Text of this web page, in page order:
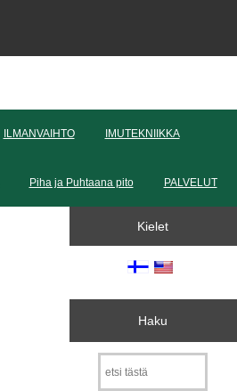
ILMANVAIHTO IMUTEKNIIKKA
Piha ja Puhtaana pito PALVELUT
Kielet
Haku